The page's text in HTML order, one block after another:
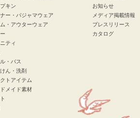
キン
ー・パジャマウェア
・アウターウェア
ティ
・バス
ん・洗剤
トアイテム
メイド素材
お知らせ
メディア掲載情報
プレスリリース
カタログ